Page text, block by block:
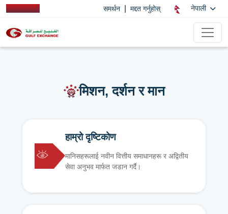
समर्थन मद्दत गर्नुहोस् नेपाली
मिशन, दर्शन र मान
हाम्रो दृष्टिकोण
मानिसहरूलाई नवीन वित्तीय समाधानहरू र अद्वितीय
सेवा अनुभव मार्फत जडान गर्दै।